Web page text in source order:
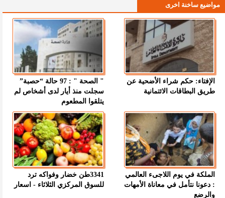
مواضيع ساخنة اخرى
الإفتاء: حكم شراء الأضحية عن
طريق البطاقات الائتمانية
" الصحة " : 97 حالة “حصبة”
سجلت منذ أيار لدى أشخاص لم
يتلقوا المطعوم
الملكة في يوم اللاجىء العالمي
: دعونا نتأمل في معاناة الأمهات
والرضع
3341طن خضار وفواكه ترد
للسوق المركزي الثلاثاء - اسعار